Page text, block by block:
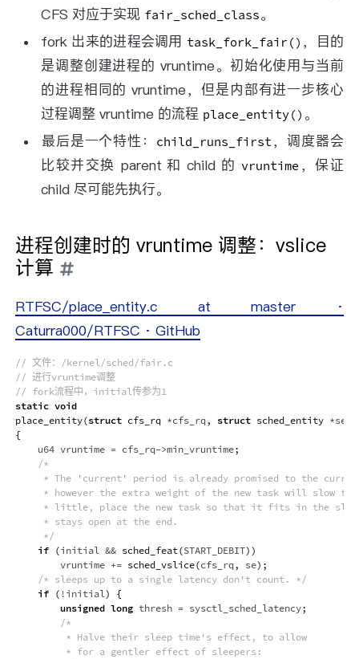
CFS 对应于实现 fair_sched_class。
fork 出来的进程会调用 task_fork_fair() ，目的
是调整创建进程的 vruntime。初始化使用与当前
的进程相同的 vruntime，但是内部有进一步核心
过程调整 vruntime 的流程 place_entity() 。
最后是一个特性： child_runs_first，调度器会
比较并交换 parent 和 child 的 vruntime ，保证
child 尽可能先执行。
进程创建时的 vruntime 调整：vslice
计算
RTFSC/place_entity.c at master ·
Caturra000/RTFSC · GitHub
// 文件：/kernel/sched/fair.c
// 进行vruntime调整
// fork流程中，initial传参为1
static void
place_entity(struct cfs_rq *cfs_rq, struct sched_entity *se
{
    u64 vruntime
= cfs_rq->min_vruntime;
/*
* The 'current' period is already promised to the
* however the extra weight of the new task will slow
* little, place the new task so that it fits in the
     * stays open at the end.
     */
if (initial && sched_feat(START_DEBIT) )
        vruntime
+= sched_vslice(cfs_rq, se) ;
/* sleeps up to a single latency don't count. */
if ( ! initial)
{
unsigned long thresh = sysctl_sched_latency;
/*
         * Halve their sleep time's effect, to allow
         * for a gentler effect of sleepers: